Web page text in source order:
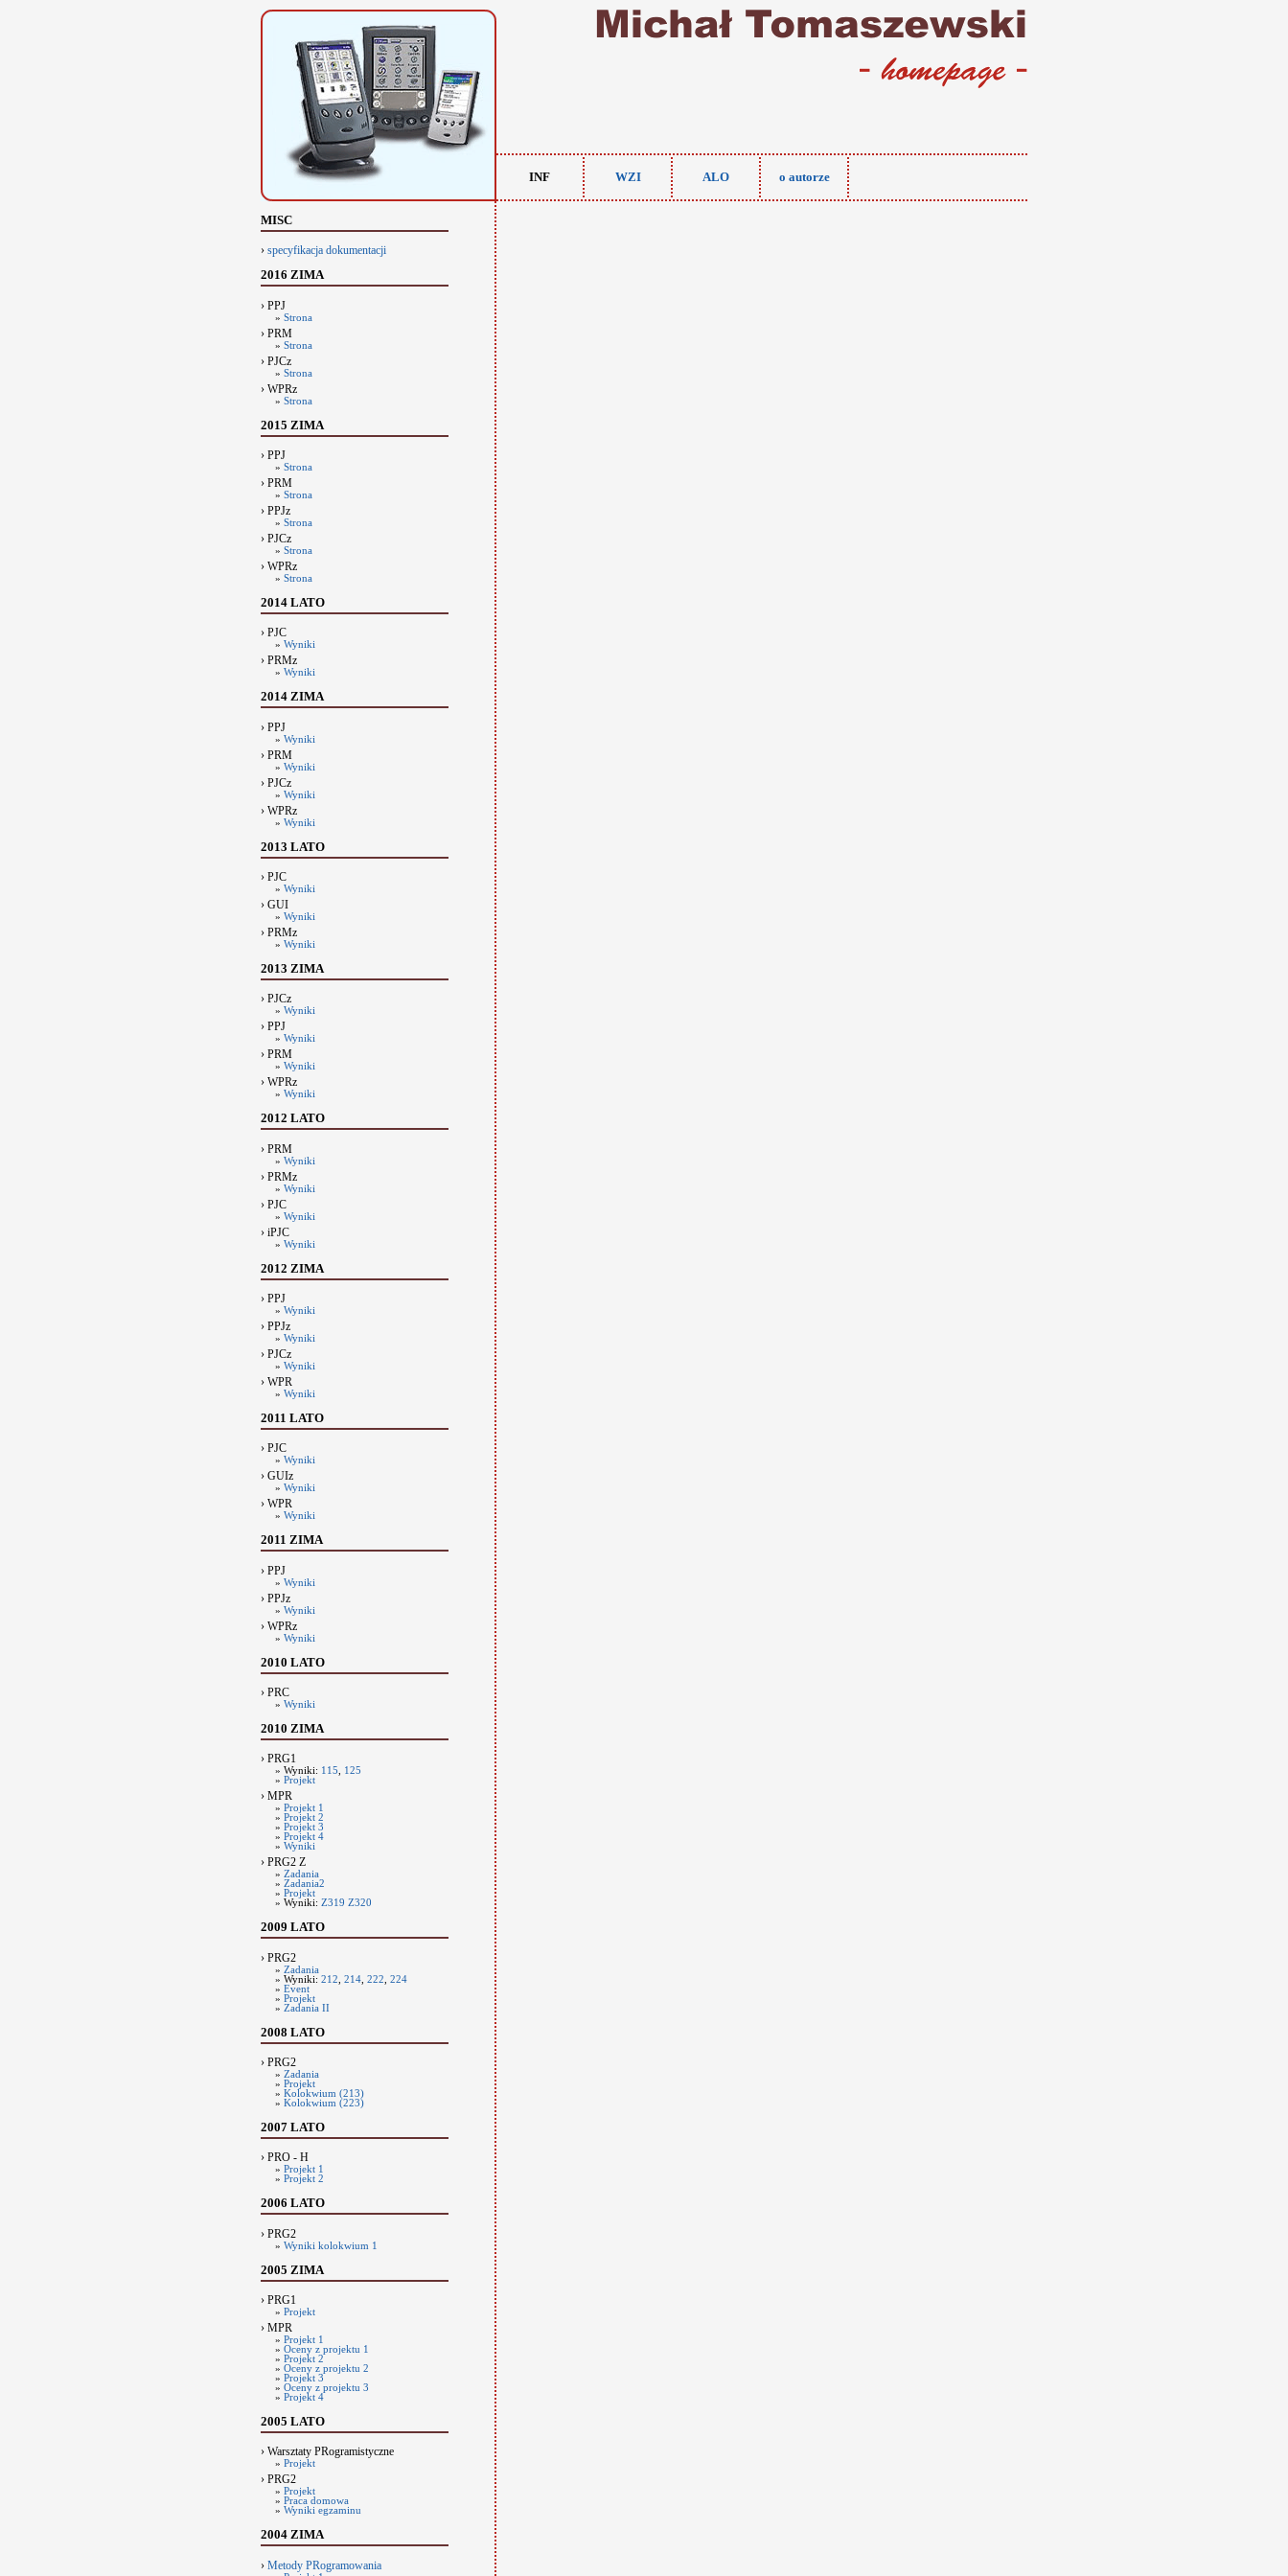
INF WZI ALO o autorze
MISC
› specyfikacja dokumentacji
2016 ZIMA
› PPJ
» Strona
› PRM
» Strona
› PJCz
» Strona
› WPRz
» Strona
2015 ZIMA
› PPJ
» Strona
› PRM
» Strona
› PPJz
» Strona
› PJCz
» Strona
› WPRz
» Strona
2014 LATO
› PJC
» Wyniki
› PRMz
» Wyniki
2014 ZIMA
› PPJ
» Wyniki
› PRM
» Wyniki
› PJCz
» Wyniki
› WPRz
» Wyniki
2013 LATO
› PJC
» Wyniki
› GUI
» Wyniki
› PRMz
» Wyniki
2013 ZIMA
› PJCz
» Wyniki
› PPJ
» Wyniki
› PRM
» Wyniki
› WPRz
» Wyniki
2012 LATO
› PRM
» Wyniki
› PRMz
» Wyniki
› PJC
» Wyniki
› iPJC
» Wyniki
2012 ZIMA
› PPJ
» Wyniki
› PPJz
» Wyniki
› PJCz
» Wyniki
› WPR
» Wyniki
2011 LATO
› PJC
» Wyniki
› GUIz
» Wyniki
› WPR
» Wyniki
2011 ZIMA
› PPJ
» Wyniki
› PPJz
» Wyniki
› WPRz
» Wyniki
2010 LATO
› PRC
» Wyniki
2010 ZIMA
› PRG1
» Wyniki: 115, 125
» Projekt
› MPR
» Projekt 1
» Projekt 2
» Projekt 3
» Projekt 4
» Wyniki
› PRG2 Z
» Zadania
» Zadania2
» Projekt
» Wyniki: Z319 Z320
2009 LATO
› PRG2
» Zadania
» Wyniki: 212 214 222
224
» Event
» Projekt
» Zadania II
2008 LATO
› PRG2
» Zadania
» Projekt
» Kolokwium (213)
» Kolokwium (223)
2007 LATO
› PRO - H
» Projekt 1
» Projekt 2
2006 LATO
› PRG2
» Wyniki kolokwium 1
2005 ZIMA
› PRG1
» Projekt
› MPR
» Projekt 1
» Oceny z projektu 1
» Projekt 2
» Oceny z projektu 2
» Projekt 3
» Oceny z projektu 3
» Projekt 4
2005 LATO
› Warsztaty PRogramistyczne
» Projekt
› PRG2
» Projekt
» Praca domowa
» Wyniki egzaminu
2004 ZIMA
› Metody PRogramowania